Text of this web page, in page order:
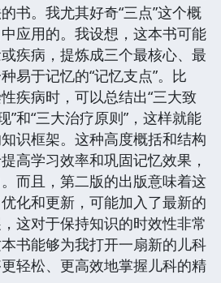
书。我尤其好奇“三点”这个概
应用的。我设想，这本书可能
疾病，提炼成三个最核心、最
易于记忆的“记忆支点”。比
疾病时，可以总结出“三大致
”和“三大治疗原则”，这样就能
识框架。这种高度概括和结构
高学习效率和巩固记忆效果，
而且，第二版的出版意味着这
化和更新，可能加入了最新的
这对于保持知识的时效性非常
书能够为我打开一扇新的儿科
轻松、更高效地掌握儿科的精